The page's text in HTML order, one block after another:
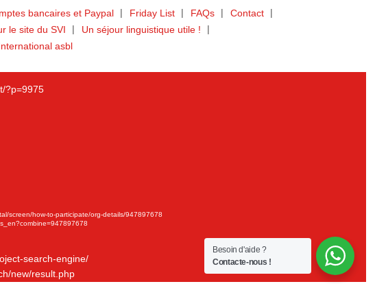
bancaires et Paypal Friday List FAQs
Contact
le site du SVI
Un séjour linguistique utile !
asbl
?p=9975
screen/how-to-participate/org-details/947897678
search-engine/
new/result.php
Besoin d'aide ?
Contacte-nous !